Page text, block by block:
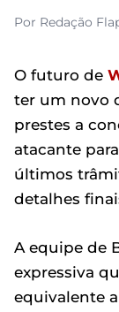
Por Redação
O futuro de
ter um novo
prestes a
atacante
últimos
detalhes
A equipe de
expressiva
equivalente